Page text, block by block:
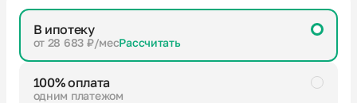
Партнерам
Контакты
В ипотеку
от 28 683 ₽/месРассчитать
100% оплата
одним платежом